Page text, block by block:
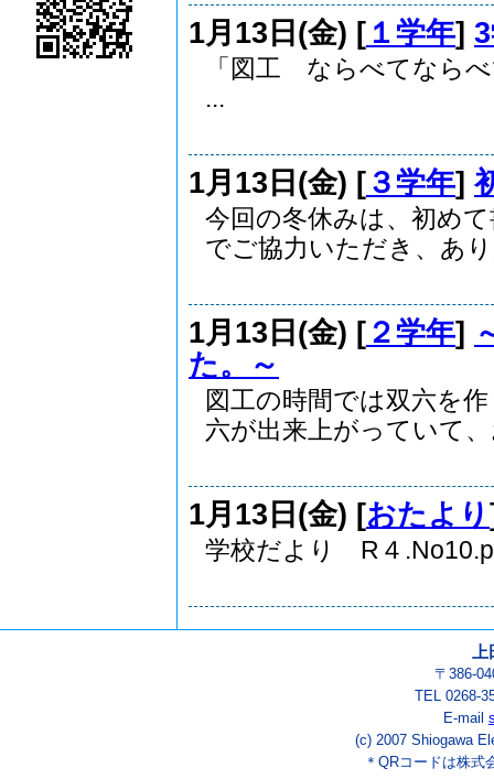
1月13日(金) [ １学年]
「図工 ならべてな
...
1月13日(金) [３学年]
今回の冬休みは、初め
でご協力いただき、あ
1月13日(金) [２学年]
た。～
図工の時間では双六を
六が出来上がっていて
1月13日(金) [おたより
学校だより R４
〒386-
TEL 0268-
E-mail
(c) 2007 Shiogawa
＊QRコードは株式